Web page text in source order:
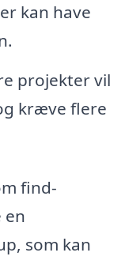
kan have
projekter vil
kræve flere
find-
en
som kan